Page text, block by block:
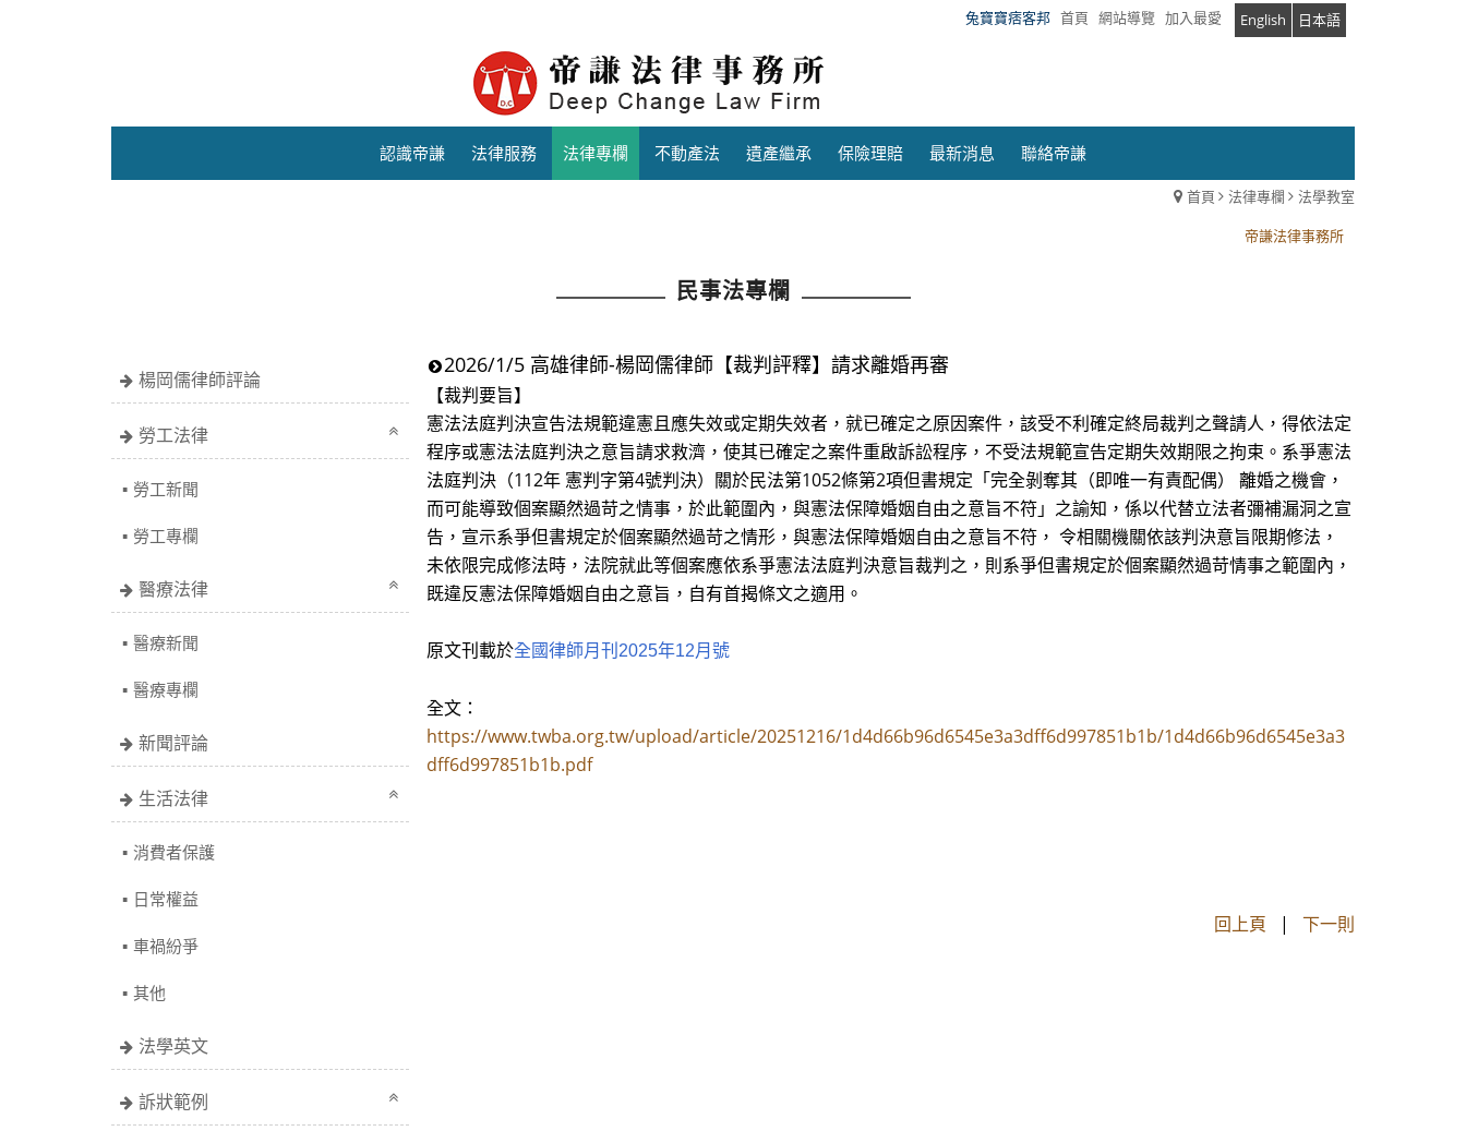
兔寶寶痞客邦 首頁 網站導覽 加入最愛 English 日本語
認識帝謙 法律服務 法律專欄 不動產法 遺產繼承 保險理賠 最新消息 聯絡帝謙
首頁 法律專欄
法學教室
帝謙法律事務所
民事法專欄
楊岡儒律師評論
勞工法律
勞工新聞
勞工專欄
醫療法律
醫療新聞
醫療專欄
新聞評論
生活法律
消費者保護
日常權益
車禍紛爭
其他
法學英文
訴狀範例
2026/1/5 高雄律師-楊岡儒律師【裁判評釋】請求離婚再審
【裁判要旨】
憲法法庭判決宣告法規範違憲且應失效或定期失效者，就已確定之原因案件，該受不利確定終局裁判之聲請人，得依法定
程序或憲法法庭判決之意旨請求救濟，使其已確定之案件重啟訴訟程序，不受法規範宣告定期失效期限之拘束。系爭憲法
法庭判決（112年 憲判字第4號判決）關於民法第1052條第2項但書規定「完全剝奪其（即唯一有責配偶） 離婚之機會，
而可能導致個案顯然過苛之情事，於此範圍內，與憲法保障婚姻自由之意旨不符」之諭知，係以代替立法者彌補漏洞之宣
告，宣示系爭但書規定於個案顯然過苛之情形，與憲法保障婚姻自由之意旨不符， 令相關機關依該判決意旨限期修法，
未依限完成修法時，法院就此等個案應依系爭憲法法庭判決意旨裁判之，則系爭但書規定於個案顯然過苛情事之範圍內，
既違反憲法保障婚姻自由之意旨，自有首揭條文之適用。
原文刊載於全國律師月刊2025年12月號
全文：
https://www.twba.org.tw/upload/article/20251216/1d4d66b96d6545e3a3dff6d997851b1b/1d4d66b96d6545e3a3
dff6d997851b1b.pdf
回上頁 | 下一則